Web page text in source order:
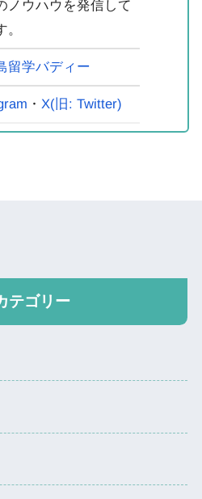
ノウハウを発信して
。
留学バディー
・X(旧: Twitter)
テゴリー